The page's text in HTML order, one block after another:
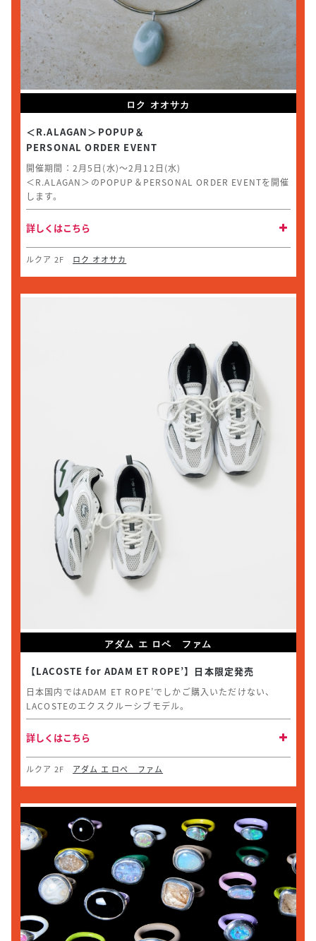
ロク オオサカ
＜R.ALAGAN＞POPUP＆
PERSONAL ORDER EVENT
開催期間：2月5日(水)～2月12日(水)
＜R.ALAGAN＞のPOPUP＆PERSONAL ORDER EVENTを開催
します。
詳しくはこちら
ルクア 2F ロク オオサカ
アダム エ ロペ ファム
【LACOSTE for ADAM ET ROPE’】日本限定発売
日本国内ではADAM ET ROPE’でしかご購入いただけない、
LACOSTEのエクスクルーシブモデル。
詳しくはこちら
ルクア 2F アダム エ ロペ ファム